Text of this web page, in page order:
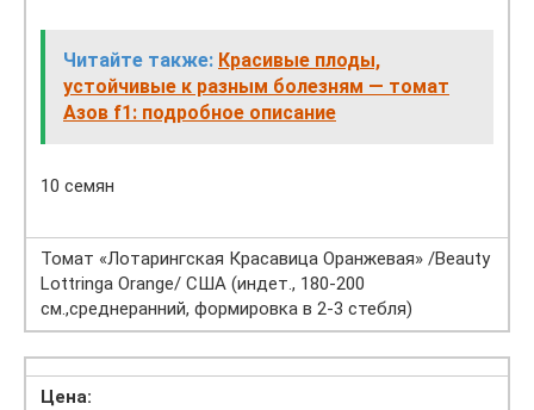
Читайте также: Красивые плоды,
устойчивые к разным болезням — томат
Азов f1: подробное описание
10 семян
Томат «Лотарингская Красавица Оранжевая» /Beauty
Lottringa Оrange/ США (индет., 180-200
см.,среднеранний, формировка в 2-3 стебля)
Цена: